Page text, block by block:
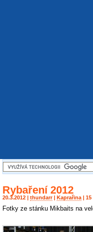
Rybaření 2012
20.3.2012 | thundarr| Kaprařina |
Fotky ze stánku Mikbaits na